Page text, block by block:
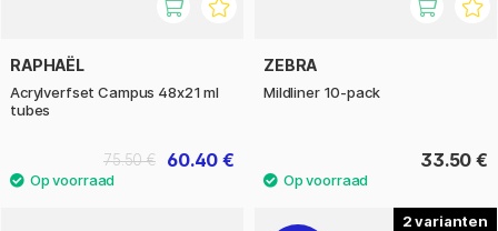
RAPHAËL
Acrylverfset Campus 48x21 ml
tubes
60.40 €
75.50 €
ZEBRA
Mildliner 10-pack
33.50 €
2